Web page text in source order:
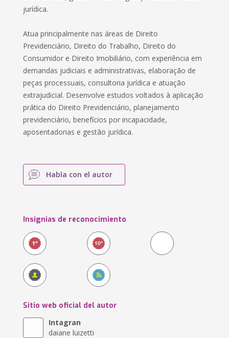
jurídica.
Atua principalmente nas áreas de Direito
Previdenciário, Direito do Trabalho, Direito do
Consumidor e Direito Imobiliário, com experiência em
demandas judiciais e administrativas, elaboração de
peças processuais, consultoria jurídica e atuação
extrajudicial. Desenvolve estudos voltados à aplicação
prática do Direito Previdenciário, planejamento
previdenciário, benefícios por incapacidade,
aposentadorias e gestão jurídica.
Habla con el autor
Insignias de reconocimiento
Sitio web oficial del autor
Intagran
daiane luizetti